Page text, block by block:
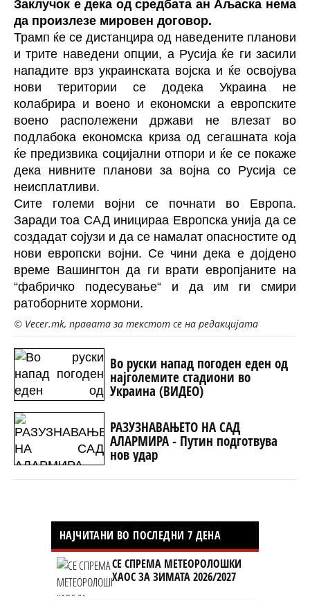
Заклучок е дека од средбата ан Аљаска нема
да произлезе мировен договор.
Трамп ќе се дистанцира од наведените планови
и трите наведени опции, а Русија ќе ги засили
нападите врз украинската војска и ќе освојува
нови територии се додека Украина не
колабрира и воено и економски а европските
воено располежени држави не влезат во
подлабока економска криза од сегашната која
ќе предизвика социјални отпори и ќе се покаже
дека нивните планови за војна со Русија се
неисплатливи.
Сите големи војни се почнати во Европа.
Заради тоа САД иницираа Европска унија да се
создадат сојузи и да се намалат опасностите од
нови европски војни. Се чини дека е дојдено
време Вашингтон да ги врати европјаните на
“фабричко подесување“ и да им ги смири
ратоборните хормони.
© Vecer.mk, правата за текстот се на редакцијата
Во руски напад погоден еден од
најголемите стадиони во
Украина (ВИДЕО)
РАЗУЗНАВАЊЕТО НА САД
АЛАРМИРА - Путин подготвува
нов удар
НАЈЧИТАНИ ВО ПОСЛЕДНИ 7 ДЕНА
СЕ СПРЕМА МЕТЕОРОЛОШКИ
ХАОС ЗА ЗИМАТА 2026/2027